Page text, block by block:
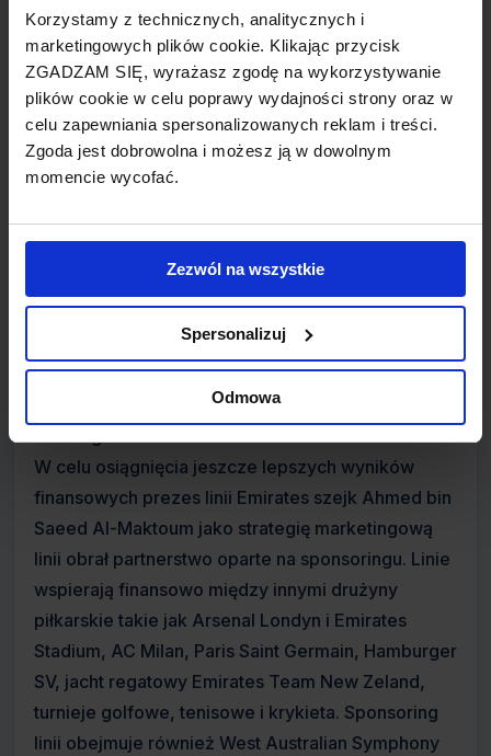
Korzystamy z technicznych, analitycznych i
marketingowych plików cookie. Klikając przycisk
ZGADZAM SIĘ, wyrażasz zgodę na wykorzystywanie
plików cookie w celu poprawy wydajności strony oraz w
celu zapewniania spersonalizowanych reklam i treści.
Zgoda jest dobrowolna i możesz ją w dowolnym
momencie wycofać.
Zezwól na wszystkie
Spersonalizuj
Odmowa
W dniu 26 października 2008 roku zostało
uruchomione połączenie non stop do Los Angeles
a na 15 grudnia 2008 planowane jest rozpoczęcie
lotów non stop do San Francisco.
Z samego Dubaju odbywa się liniami Emirates 700
lotów tygodniowo i jest to 40% wszystkich
roku udział linii Emirates w wylotach z Dubaju
będzie wynosił 70%.
W roku finansowym 2006/2007 linie Emirates
przewiozły 17,5 miliona pasażerów oraz 1,2 miliona
ton cargo.
W celu osiągnięcia jeszcze lepszych wyników
finansowych prezes linii Emirates szejk Ahmed bin
Saeed Al-Maktoum jako strategię marketingową
linii obrał partnerstwo oparte na sponsoringu. Linie
wspierają finansowo między innymi drużyny
piłkarskie takie jak Arsenal Londyn i Emirates
Stadium, AC Milan, Paris Saint Germain, Hamburger
SV, jacht regatowy Emirates Team New Zeland,
turnieje golfowe, tenisowe i krykieta. Sponsoring
linii obejmuje również West Australian Symphony